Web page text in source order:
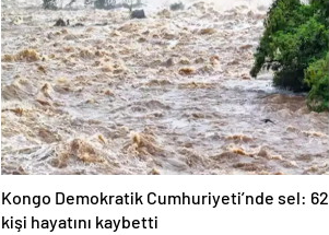
desteğine ihtiyaç
duyuyor
başladı
Kongo Demokratik Cumhuriyeti’nde sel: 62
kişi hayatını kaybetti